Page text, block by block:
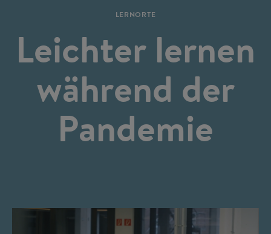
LERNORTE
Leichter lernen
während der
Pandemie